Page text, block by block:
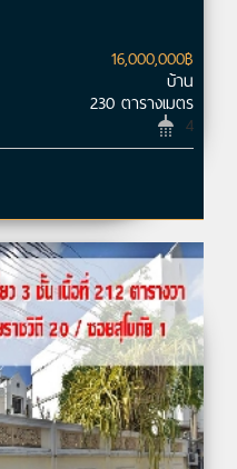
16,000,000฿
บ้าน
230 ตารางเมตร
4